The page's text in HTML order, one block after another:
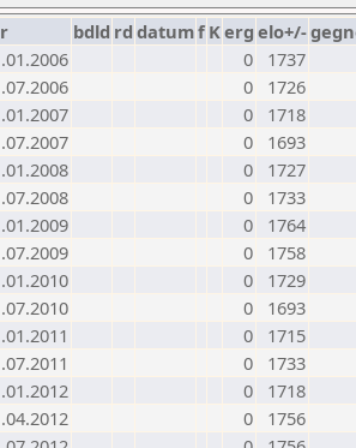
bdld rd datumf Kerg elo+/-
0
1737
0
1726
0
1718
0
1693
0
1727
0
1733
0
1764
0
1758
0
1729
0
1693
0
1715
0
1733
0
1718
0
1756